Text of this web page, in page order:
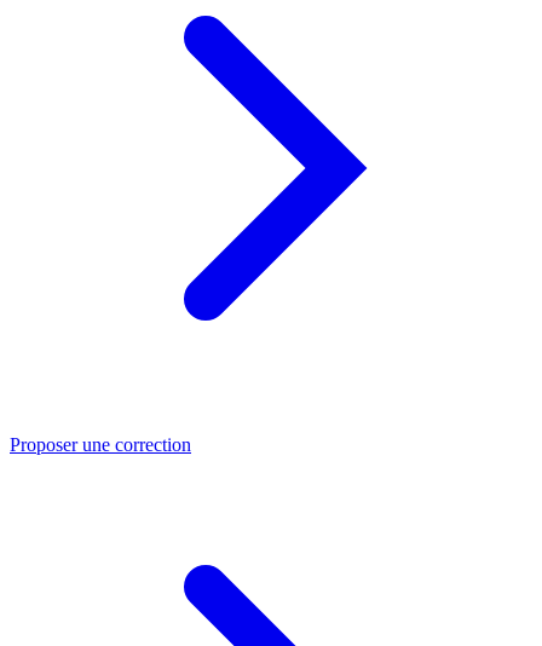
Proposer une correction